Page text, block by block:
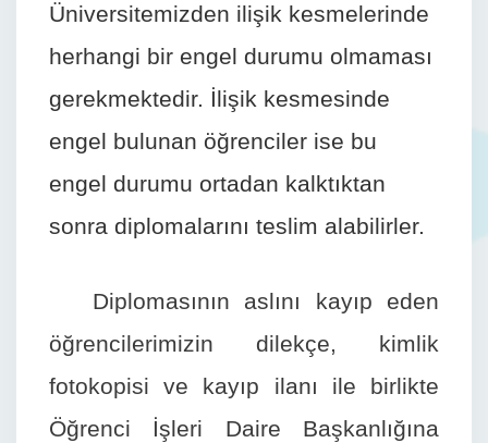
Üniversitemizden ilişik kesmelerinde
herhangi bir engel durumu olmaması
gerekmektedir. İlişik kesmesinde
engel bulunan öğrenciler ise bu
engel durumu ortadan kalktıktan
sonra diplomalarını teslim alabilirler.
Diplomasının aslını kayıp eden
öğrencilerimizin dilekçe, kimlik
fotokopisi ve kayıp ilanı ile birlikte
Öğrenci İşleri Daire Başkanlığına